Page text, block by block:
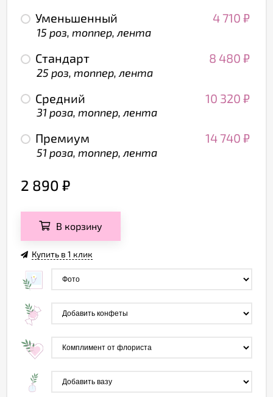
Уменьшенный 4 710 ₽
15 роз, топпер, лента
Стандарт 8 480 ₽
25 роз, топпер, лента
Средний 10 320 ₽
31 роза, топпер, лента
Премиум 14 740 ₽
51 роза, топпер, лента
2 890 ₽
В корзину
Купить в 1 клик